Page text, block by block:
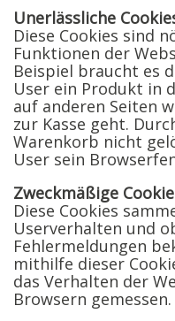
Unerlässliche
Diese Cookies sind
Funktionen der
Beispiel braucht es
User ein Produkt in
auf anderen Seiten
zur Kasse geht.
Warenkorb nicht
User sein
Zweckmäßige
Diese Cookies
Userverhalten und
Fehlermeldungen
mithilfe dieser
das Verhalten der
Browsern gemessen.